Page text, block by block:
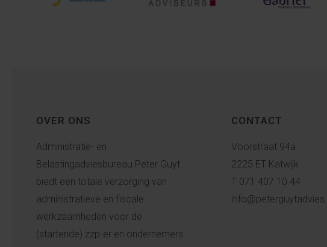
OVER ONS
Administratie- en
Belastingadviesbureau Peter Guyt
biedt een totale verzorging van
administratieve en fiscale
werkzaamheden voor de
(startende) zzp-er en ondernemers
CONTACT
Voorstraat 94a
2225 ET Katwijk
T 071 407 10 44